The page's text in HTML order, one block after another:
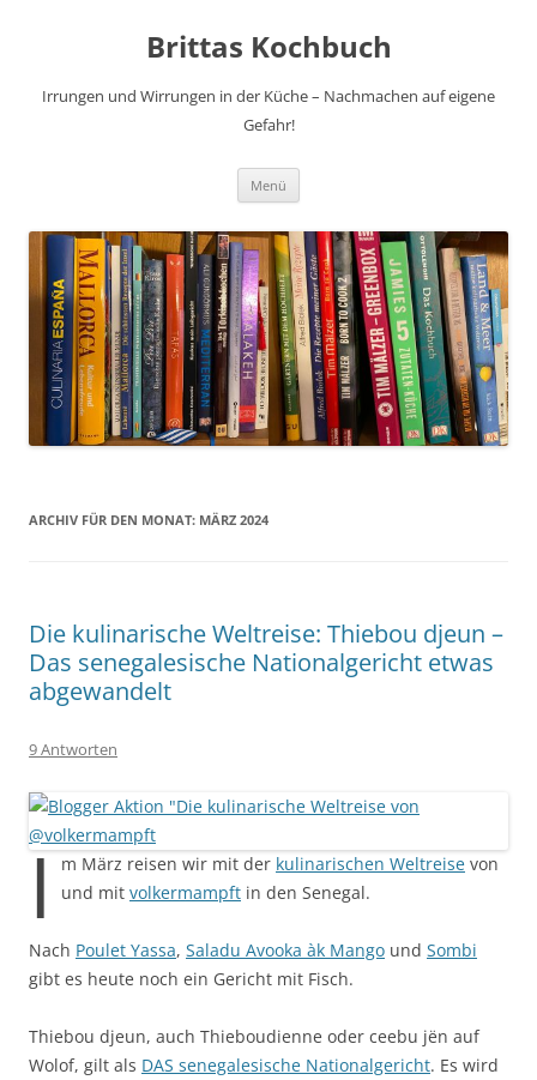
Brittas Kochbuch
Irrungen und Wirrungen in der Küche – Nachmachen auf eigene
Gefahr!
Menü
ARCHIV FÜR DEN MONAT: MÄRZ 2024
Die kulinarische Weltreise: Thiebou djeun –
Das senegalesische Nationalgericht etwas
abgewandelt
9 Antworten
I m März reisen wir mit der kulinarischen Weltreise von
und mit volkermampft in den Senegal.
Nach Poulet Yassa, Saladu Avooka àk Mango und Sombi
gibt es heute noch ein Gericht mit Fisch.
Thiebou djeun, auch Thieboudienne oder ceebu jën auf
Wolof, gilt als DAS senegalesische Nationalgericht. Es wird